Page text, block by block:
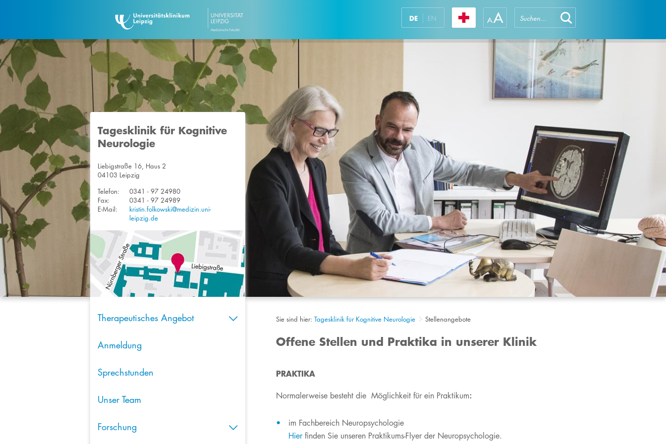
DE EN
Tagesklinik für Kognitive
Neurologie
Liebigstraße 16, Haus 2
04103 Leipzig
Telefon:
0341 - 97 24980
Fax:
0341 - 97 24989
E-Mail:
kristin.folkowski@medizin.uni-
leipzig.de
Therapeutisches Angebot
Anmeldung
Sprechstunden
Unser Team
Forschung
Sie sind hier:Tagesklinik für Kognitive Neurologie Stellenangebote
Offene Stellen und Praktika in unserer Klinik
PRAKTIKA
Normalerweise besteht die Möglichkeit für ein Praktikum:
im Fachbereich Neuropsychologie
Hierfinden Sie unseren Praktikums-Flyer der Neuropsychologie.